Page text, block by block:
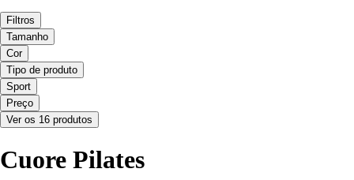
Filtros
Tamanho
Cor
Tipo de produto
Sport
Preço
Ver os 16 produtos
Cuore Pilates